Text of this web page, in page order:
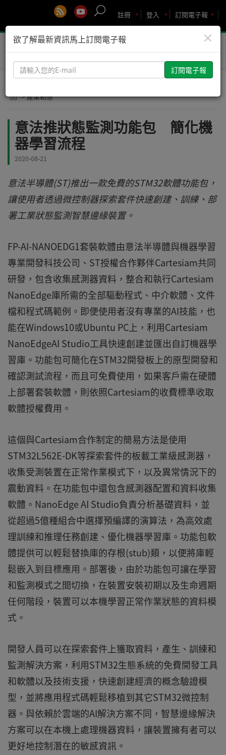
訂閱電子報
登入
註冊
Toggle
> 產業動態
意法推狀態監測功能包 簡化機
器學習流程
2020-08-21
意法半導體(ST)推出一款免費的STM32軟體功能包，
讓使用者透過微控制器探索套件快速創建、訓練、部
署工業狀態監測智慧邊緣裝置。
FP-AI-NANOEDG1套裝軟體由意法半導體與機器學習
專業開發科技公司、ST授權合作夥伴Cartesiam共同
研發，包含收集感測器資料，整合和執行Cartesiam
NanoEdge庫所需的全部驅動程式、中介軟體、文件
檔和程式碼範例。即便使用者沒有專業的AI技能，也
能在Windows10或Ubuntu PC上，利用Cartesiam
NanoEdgeAI Studio工具快速創建並匯出自訂機器學
習庫。功能包可簡化在STM32開發板上的原型開發和
確認測試流程，而且可免費使用，如果客戶需在硬體
上部署套裝軟體，則依照Cartesiam的收費標準收取
軟體授權費用。
這個與Cartesiam合作制定的簡易方法是使用
STM32L562E-DK等探索套件的板載工業級感測器，
收集受測裝置在正常作業模式下，以及異常情況下的
震動資料。在功能包中還包含感測器配置和資料收集
軟體。NanoEdge AI Studio負責分析基礎資料，並
從超過5億種組合中選擇預編譯的演算法，為高效處
理訓練和推理任務創建、優化機器學習庫。功能包軟
體提供可以輕鬆替換庫的存根(stub)類，以便將庫輕
鬆嵌入到目標應用。部署後，由於功能包可讓在學習
和監測模式之間切換，在裝置安裝初期以及生命週期
任何階段，裝置可以本機學習正常作業狀態的資料模
式。
開發人員可以在探索套件上獲取資料，產生、訓練和
監測解決方案，利用STM32生態系統的免費開發工具
和軟體以及技術支援，快速創建經濟的概念驗證模
型，並將應用程式碼輕鬆移植到其它STM32微控制
器。與依賴於雲端的AI解決方案不同，智慧邊緣解決
方案可以在本機上處理機器資料，讓裝置擁有者可以
更好地控制潛在的敏感資訊。
×
欲了解最新資訊馬上訂閱電子報
請
輸
您
E-
mail